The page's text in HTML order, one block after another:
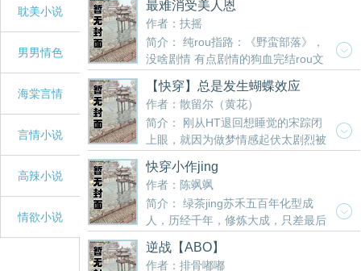
耽美小说
男男情色
海棠言情
言情小说
高辣小说
情欲小说
为沈安桐缺一个平摊租金的室友，齐峻住进沈安桐家
里。 沈安桐:“孤A寡A同居很安全！” 齐峻:“Alpha能有
什么坏心眼呢！” 过了两天…… 齐峻:“诶呀，我生病
了，要桐桐草草才能好！” 沈安桐:“？？？” 于是沈安
桐夜夜吃脐橙，等到终于吃出感情后发现齐峻他根本
没病！ 沈安桐:“大骗子！立刻马上离开我家！” 暗恋多
年处心积虑就差临门一脚还一语成谶真病了的当事人
齐峻:现在就是后悔，非常后悔…… 迟钝心善小白兔
Alpha攻x坏脾气心黑大疯狗Alpha受 沈安桐攻x齐峻受
总之就是一个乖乖小白兔把门打开，被凶神恶煞大疯
狗闯进去，把小白兔吃得连骨头都不剩的，不适合小
朋友阅读的暗黑童话故事（？） 各位书友要是觉得
《【ABO】对A要不起》还不错的话请不要忘记向您
QQ群和微博里的朋友推荐哦！
最难消受美人恩
作者：扶摇
简介： 纯rou指路：《野蛮部落》，
没啥剧情 有点剧情的狗血完结rou文
指路：《禁脔》 本篇泼天狗血rou！ 故事一：（双
xing结局1v1） 凌霄阁阁主被曾经最信任的下属联合敌
手背叛，沦为阶下囚，还被发现了双xing人的秘密....
故事二：凤凰（双xing1v1） 丹殊帝君，天地间独一无
二的凤凰，出世开始便代表祥瑞，却因杀入魔，为天
界所不容，被打入魔界.，为魔所俘..... 魔君X凤凰 故
事三:质子（非双1v1） 故事四:诱狐（非双1v1） 深山
之中一道士偶遇一只青丘之狐…… 故事五：白塔
（ABO） 进入xing成熟期并且没有固定伴侣的Alpha和
Omega因其易受信息素影响，发情时破坏力巨大被看
作是社会不稳定因素，需要隔离，由白塔进行统一管
理。 各位书友要是觉得《最难消受美人恩》还不错的
【快穿】总是发生蝴蝶效应
作者：散留尔（黄花）
简介： 刚从HT退回想睡觉的宋踪闭
上眼，就因为做梦情感起伏太剧烈被
裂缝吸走无法返回，只能攒足能量值被迫营业的故
事。 避雷：有双xing，宋踪弱攻总攻，女攻，扶她，
穿男都可能有，新人小学生文笔 【富家娇蛮单纯女攻
&白切黑学霸女受】 （百合） 无脑富家女ai上了古早
校园言情男主，为了不让男主喜欢上女主，在女主身
上种痕迹想让男主误会女主，却反被女主利用 【beta
攻&ABO受】 （双xing） 表面内向羞涩其实邪魅的酒
快穿小作jing
作者：陈飒飒
简介： 绿茶jing苏禾五百年化型成
人，历经千年，修炼大成，只差最后
一步便可功德圆满。 在法则的指示下，苏禾穿越各个
世界，吸收法则之力 苏禾在每个世界都作天作地，娇
逆战【ABO】
作者：排骨嘟嘟